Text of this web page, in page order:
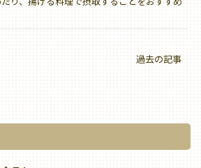
過去の記事